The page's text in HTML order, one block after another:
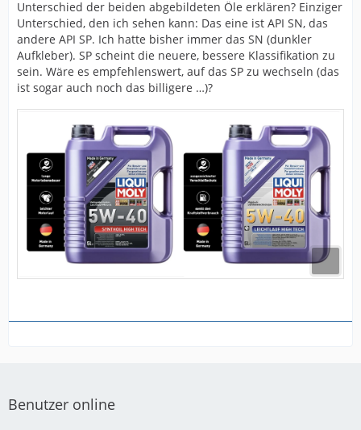
Unterschied der beiden abgebildeten Öle erklären? Einziger
Unterschied, den ich sehen kann: Das eine ist API SN, das
andere API SP. Ich hatte bisher immer das SN (dunkler
Aufkleber). SP scheint die neuere, bessere Klassifikation zu
sein. Wäre es empfehlenswert, auf das SP zu wechseln (das
ist sogar auch noch das billigere …)?
Benutzer online